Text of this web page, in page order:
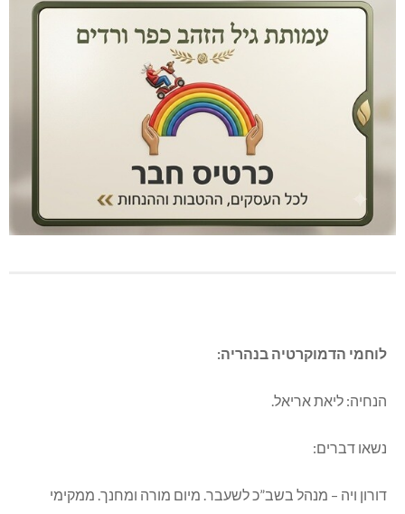
לוחמי הדמוקרטיה בנהריה:
הנחיה: ליאת אריאל.
נשאו דברים:
דורון ויה – מנהל בשב”כ לשעבר. מיום מורה ומחנך. ממקימי